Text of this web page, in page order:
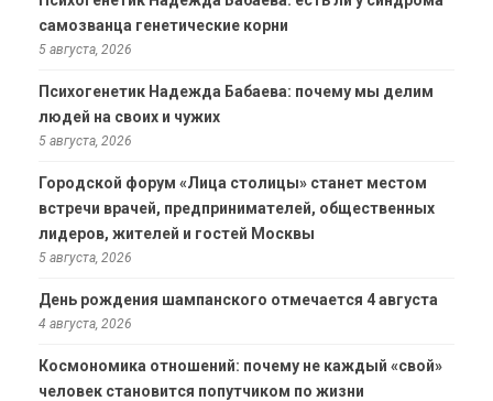
самозванца генетические корни
5 августа, 2026
Психогенетик Надежда Бабаева: почему мы делим
людей на своих и чужих
5 августа, 2026
Городской форум «Лица столицы» станет местом
встречи врачей, предпринимателей, общественных
лидеров, жителей и гостей Москвы
5 августа, 2026
День рождения шампанского отмечается 4 августа
4 августа, 2026
Космономика отношений: почему не каждый «свой»
человек становится попутчиком по жизни